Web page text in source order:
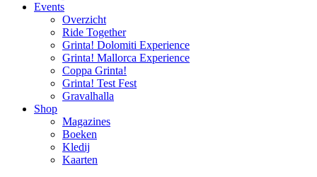
Events
Overzicht
Ride Together
Grinta! Dolomiti Experience
Grinta! Mallorca Experience
Coppa Grinta!
Grinta! Test Fest
Gravalhalla
Shop
Magazines
Boeken
Kledij
Kaarten